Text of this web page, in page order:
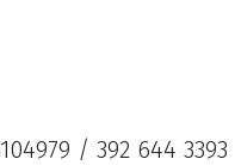
/ 392 644 3393